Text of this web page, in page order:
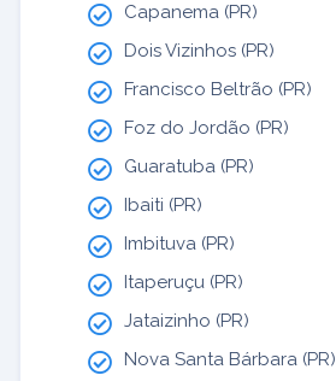
Capanema (PR)
Dois Vizinhos (PR)
Francisco Beltrão (PR)
Foz do Jordão (PR)
Guaratuba (PR)
Ibaiti (PR)
Imbituva (PR)
Itaperuçu (PR)
Jataizinho (PR)
Nova Santa Bárbara (PR)